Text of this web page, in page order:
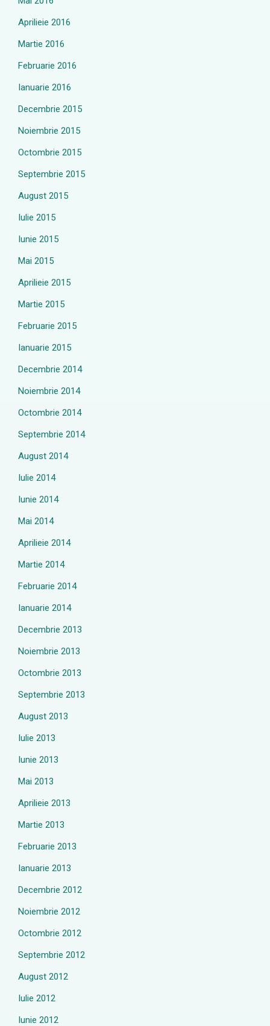
Aprilieie 2016
Martie 2016
Februarie 2016
Ianuarie 2016
Decembrie 2015
Noiembrie 2015
Octombrie 2015
Septembrie 2015
August 2015
Iulie 2015
Iunie 2015
Mai 2015
Aprilieie 2015
Martie 2015
Februarie 2015
Ianuarie 2015
Decembrie 2014
Noiembrie 2014
Octombrie 2014
Septembrie 2014
August 2014
Iulie 2014
Iunie 2014
Mai 2014
Aprilieie 2014
Martie 2014
Februarie 2014
Ianuarie 2014
Decembrie 2013
Noiembrie 2013
Octombrie 2013
Septembrie 2013
August 2013
Iulie 2013
Iunie 2013
Mai 2013
Aprilieie 2013
Martie 2013
Februarie 2013
Ianuarie 2013
Decembrie 2012
Noiembrie 2012
Octombrie 2012
Septembrie 2012
August 2012
Iulie 2012
Iunie 2012